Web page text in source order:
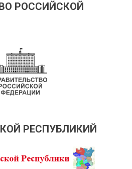
РОССИЙСКОЙ
РЕСПУБЛИКИЙ